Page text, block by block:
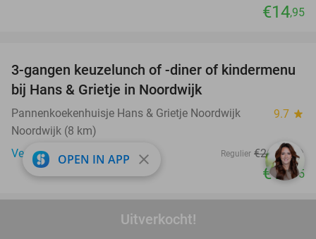
Uitverkocht!
€14,95
36%
3-gangen keuzelunch of -diner of kindermenu
bij Hans & Grietje in Noordwijk
Pannenkoekenhuisje Hans & Grietje Noordwijk 9.7 star
Noordwijk (8 km)
Verkocht: 256
Regulier €26 ,40
€16,95
favorite_border
OPEN IN APP close